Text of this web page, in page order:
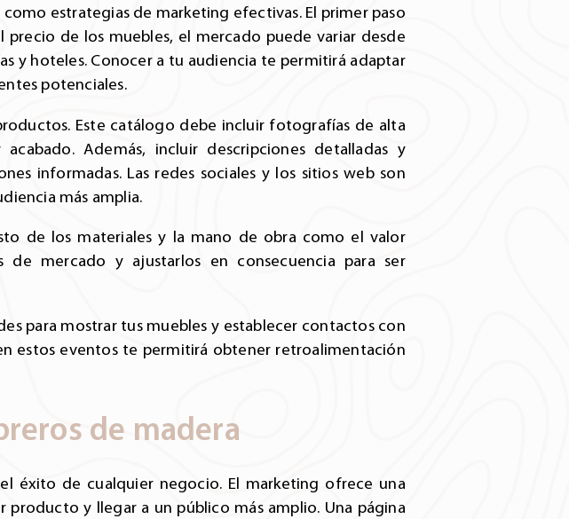
estrategias de marketing efectivas. El primer paso
de los muebles, el mercado puede variar desde
y hoteles. Conocer a tu audiencia te permitirá adaptar
potenciales.
Este catálogo debe incluir fotografías de alta
Además, incluir descripciones detalladas y
informadas. Las redes sociales y los sitios web son
más amplia.
de los materiales y la mano de obra como el valor
mercado y ajustarlos en consecuencia para ser
para mostrar tus muebles y establecer contactos con
estos eventos te permitirá obtener retroalimentación
de madera
éxito de cualquier negocio. El marketing ofrece una
y llegar a un público más amplio. Una página